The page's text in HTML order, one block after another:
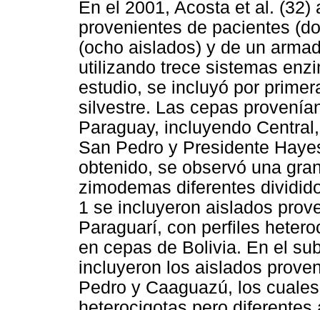
En el 2001, Acosta et al.
provenientes de pacientes
(ocho aislados) y de un
utilizando trece sistemas
estudio, se incluyó por
silvestre. Las cepas
Paraguay, incluyendo
San Pedro y Presidente
obtenido, se observó una
zimodemas diferentes
1 se incluyeron aislados
Paraguarí, con perfiles
en cepas de Bolivia. En el
incluyeron los aislados
Pedro y Caaguazú, los